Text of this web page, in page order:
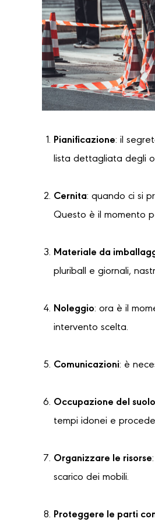
Pianificazione: il
lista dettagliata degli
Cernita: quando ci si
Questo è il momento
Materiale da
pluriball e giornali,
Noleggio: ora è il
intervento scelta.
Comunicazioni: è
Occupazione del
tempi idonei e
Organizzare le risorse
scarico dei mobili.
Proteggere le parti